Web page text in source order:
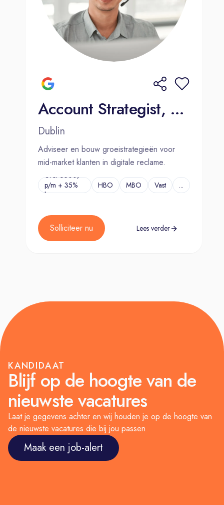
Account Strategist, Mid-Market Sales (French and Dutch)
Dublin
Adviseer en bouw groeistrategieën voor
mid-market klanten in digitale reclame.
€Tot 6500,-
p/m + 35%
bonus
HBO MBO Vast ...
Solliciteer nu Lees verder
KANDIDAAT
Blijf op de hoogte van de
nieuwste vacatures
Laat je gegevens achter en wij houden je op de hoogte van
de nieuwste vacatures die bij jou passen
Maak een job-alert